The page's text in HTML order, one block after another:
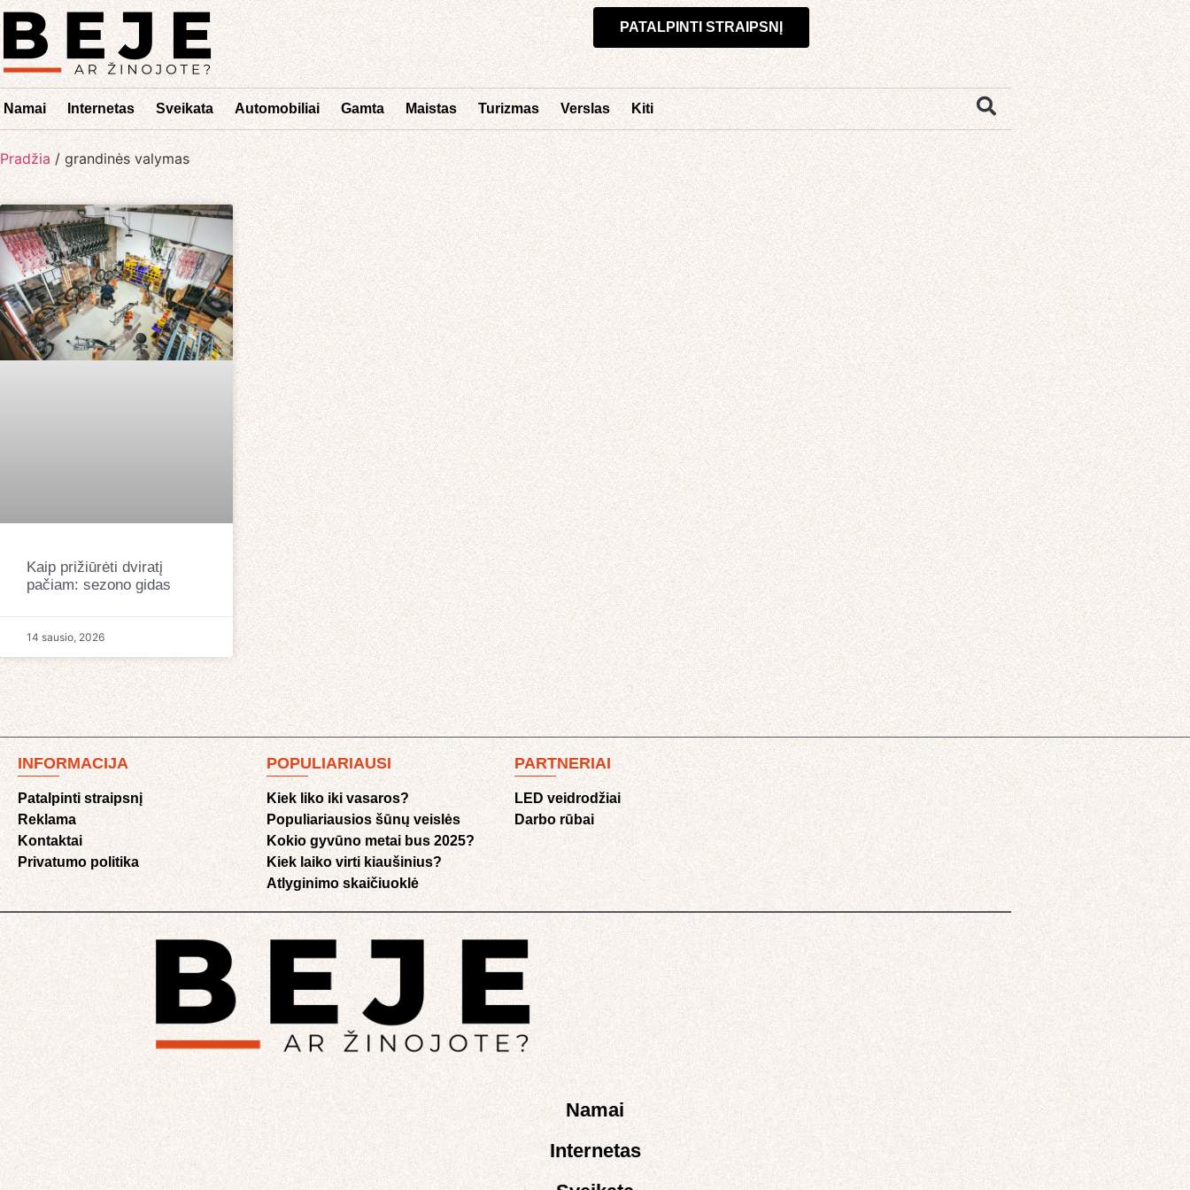
PATALPINTI STRAIPSNĮ
Namai Internetas Sveikata Automobiliai Gamta Maistas Turizmas Verslas Kiti
Pradžia / grandinės valymas
Kaip prižiūrėti dviratį
pačiam: sezono gidas
14 sausio, 2026
INFORMACIJA
Patalpinti straipsnį
Reklama
Kontaktai
Privatumo politika
POPULIARIAUSI
Kiek liko iki vasaros?
Populiariausios šūnų veislės
Kokio gyvūno metai bus 2025?
Kiek laiko virti kiaušinius?
Atlyginimo skaičiuoklė​
PARTNERIAI
LED veidrodžiai
Darbo rūbai
Namai
Internetas